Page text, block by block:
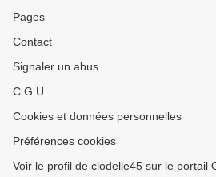
Pages
Contact
Signaler un abus
C.G.U.
Cookies et données personnelles
Préférences cookies
Voir le profil de clodelle45 sur le portail